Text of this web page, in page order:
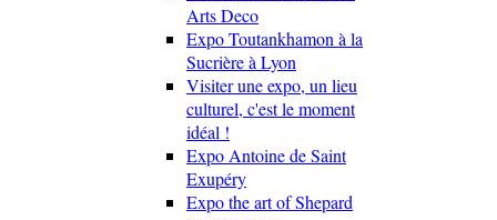
Arts Deco
Expo Toutankhamon à la
Sucrière à Lyon
Visiter une expo, un lieu
culturel, c'est le moment
idéal !
Expo Antoine de Saint
Exupéry
Expo the art of Shepard